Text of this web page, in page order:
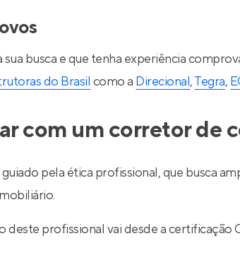
busca e que tenha experiência
do Brasil como a Direcional,Tegra,
com um corretor de
pela ética profissional, que busca
deste profissional vai desde a